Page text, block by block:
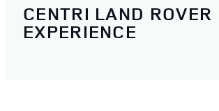
CENTRI LAND ROVER
EXPERIENCE